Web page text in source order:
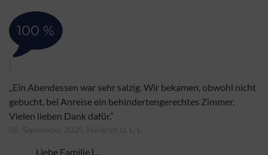
100 %
„Ein Abendessen war sehr salzig. Wir bekamen, obwohl nicht
gebucht, bei Anreise ein behindertengerechtes Zimmer.
Vielen lieben Dank dafür.”
Liebe Familie L.,